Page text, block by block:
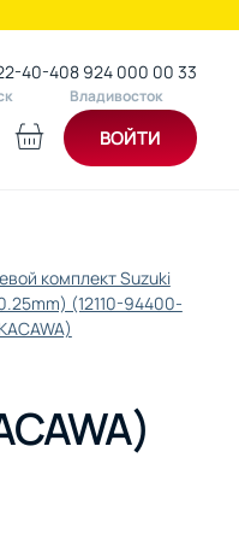
40-408 924 000 00 33
Владивосток
ВОЙТИ
комплект Suzuki
(12110-94400-